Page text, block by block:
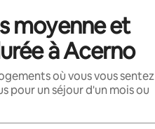
moyenne et
à Acerno
où vous vous sentez
pour un séjour d'un mois ou